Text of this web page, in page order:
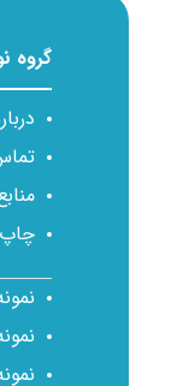
گروه